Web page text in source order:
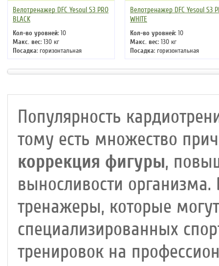
Велотренажер DFC Yesoul S3 PRO
BLACK
Кол-во уровней: 10
Макс. вес: 130 кг
Посадка: горизонтальная
Цвет: черный
Система нагружения: магнитная
Велотренажер DFC Yesoul S3
WHITE
Кол-во уровней: 10
Макс. вес: 130 кг
Посадка: горизонтальная
Цвет: белый
Система нагружения: магнитная
Популярность
тому есть множество
коррекция фигуры,
выносливости
тренажеры, которые
специализированных
тренировок на